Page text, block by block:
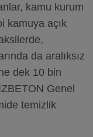
kamu kurum
kamuya açık
da aralıksız
dek 10 bin
Genel
temizlik